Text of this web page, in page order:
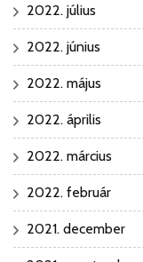
2022. július
2022. június
2022. május
2022. április
2022. március
2022. február
2021. december